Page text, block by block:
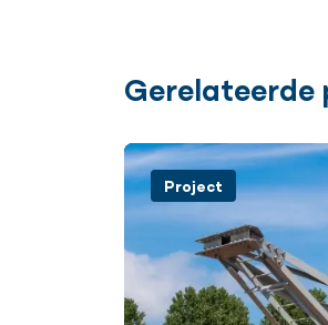
Gerelateerde
Project